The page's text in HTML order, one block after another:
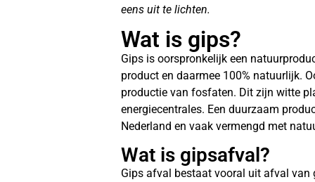
eens uit te lichten.
Wat is gips?
Gips is oorspronkelijk een
product en daarmee 100% natuurlijk.
productie van fosfaten. Dit zijn witte
energiecentrales. Een duurzaam
Nederland en vaak vermengd met
Wat is gipsafval?
Gips afval bestaat vooral uit afval van